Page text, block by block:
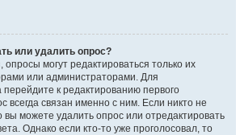
или удалить опрос?
опросы могут редактироваться только их
или администраторами. Для
к редактированию первого
всегда связан именно с ним. Если никто не
вы можете удалить опрос или отредактировать
Однако если кто-то уже проголосовал, то